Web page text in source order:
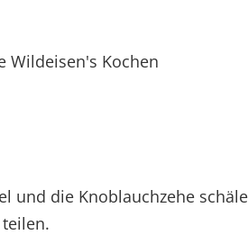
Wildeisen's Kochen
und die Knoblauchzehe